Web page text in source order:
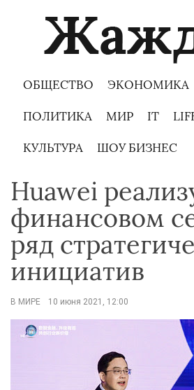
ОБЩЕСТВО ЭКОНОМИКА
ПОЛИТИКА МИР IT
КУЛЬТУРА ШОУ БИЗНЕС
Huawei
финансовом
ряд
инициатив
В МИРЕ 10 июня 2021, 12:00